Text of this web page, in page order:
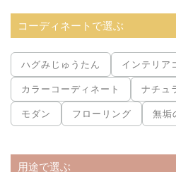
コーディネートで選ぶ
ハグみじゅうたん インテリア
カラーコーディネート ナチュ
モダン フローリング 無垢
用途で選ぶ